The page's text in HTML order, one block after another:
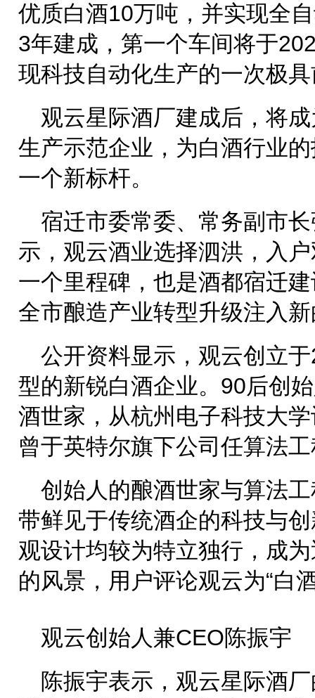
优质白酒10万吨，并实现全
3年建成，第一个车间将于
现科技自动化生产的一次极
观云星际酒厂建成后，将
生产示范企业，为白酒行业
一个新标杆。
宿迁市委常委、常务副市
示，观云酒业选择泗洪，入
一个里程碑，也是酒都宿迁
全市酿造产业转型升级注入
公开资料显示，观云创立
型的新锐白酒企业。90后创
酒世家，从杭州电子科技大
曾于英特尔旗下公司任算法
创始人的酿酒世家与算法
带鲜见于传统酒企的科技与
观设计均较为特立独行，成
的风景，用户评论观云为“白
观云创始人兼CEO陈振宇
陈振宇表示，观云星际酒